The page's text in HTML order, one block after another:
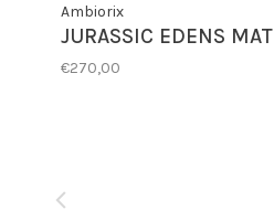
Ambiorix
JURASSIC EDENS
€270,00